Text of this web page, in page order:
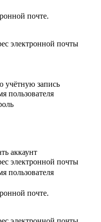
почте.
электронной почты
учётную запись
пользователя
аккаунт
электронной почты
пользователя
почте.